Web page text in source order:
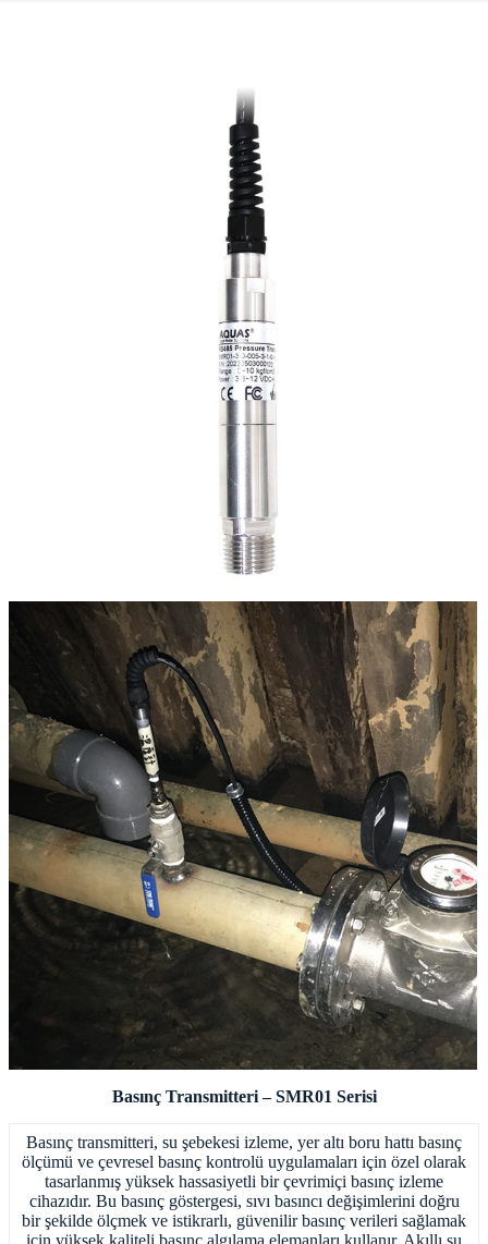
Basınç Transmitteri – SMR01 Serisi
Basınç transmitteri, su şebekesi izleme, yer altı boru hattı basınç
ölçümü ve çevresel basınç kontrolü uygulamaları için özel olarak
tasarlanmış yüksek hassasiyetli bir çevrimiçi basınç izleme
cihazıdır. Bu basınç göstergesi, sıvı basıncı değişimlerini doğru
bir şekilde ölçmek ve istikrarlı, güvenilir basınç verileri sağlamak
için yüksek kaliteli basınç algılama elemanları kullanır. Akıllı su